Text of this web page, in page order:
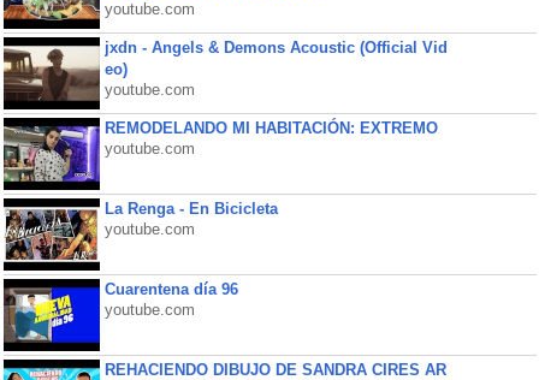
youtube.com
jxdn - Angels & Demons Acoustic (Official Vid
eo)
youtube.com
REMODELANDO MI HABITACIÓN: EXTREMO
youtube.com
La Renga - En Bicicleta
youtube.com
Cuarentena día 96
youtube.com
REHACIENDO DIBUJO DE SANDRA CIRES AR